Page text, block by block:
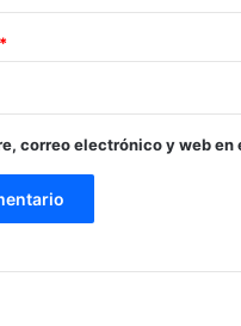
*
correo electrónico y web